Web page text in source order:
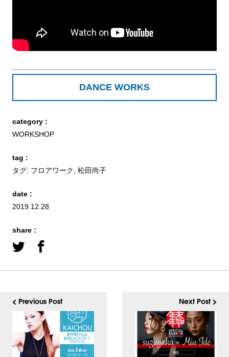
DANCE WORKS
category :
WORKSHOP
tag :
タグ: フロアワーク 松田尚子
date :
2019.12.28
share :
< Previous Post Next Post >